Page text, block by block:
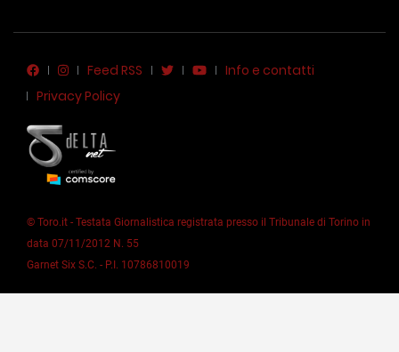
Feed RSS
Info e contatti
Privacy Policy
© Toro.it - Testata Giornalistica registrata presso il Tribunale di Torino in
data 07/11/2012 N. 55
Garnet Six S.C. - P.I. 10786810019